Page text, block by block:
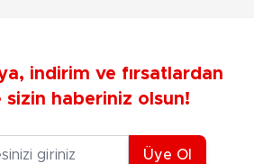
indirim ve fırsatlardan
sizin haberiniz olsun!
E-posta Adresiniz
Üye Ol